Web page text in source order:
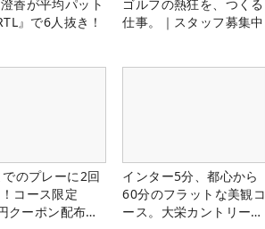
香が平均パット
』で6人抜き！
ゴルフの熱狂を、つくる
仕事。｜スタッフ募集中
のプレーに2回
コース限定
クーポン配布
インター5分、都心から
60分のフラットな美観コ
ース。大栄カントリー俱